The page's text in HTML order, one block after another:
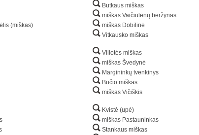
(miškas)
Butkaus miškas
miškas Vaičiulėnų beržynas
miškas Dobilinė
Vitkausko miškas
Viliotės miškas
miškas Švedynė
Margininkų tvenkinys
Bučio miškas
miškas Vičiškis
Kvistė (upė)
miškas Pastauninkas
Stankaus miškas